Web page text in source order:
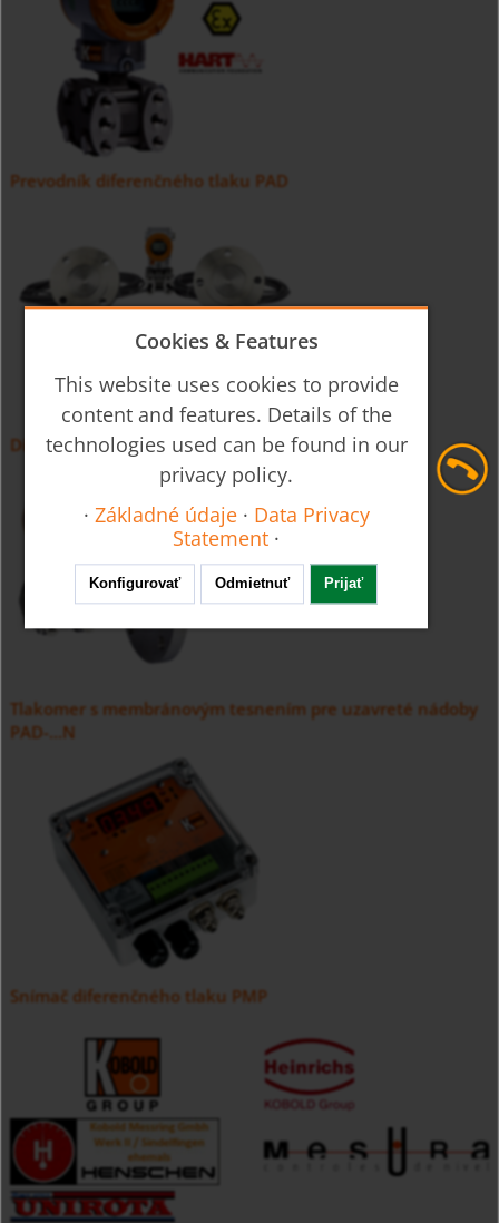
Prevodník diferenčného tlaku PAD
Diferenciálny tlakomer s membránou PAD-...N
Tlakomer s membránovým tesnením pre uzavreté nádoby
PAD-...N
Snímač diferenčného tlaku PMP
Cookies & Features
This website uses cookies to provide
content and features. Details of the
technologies used can be found in our
privacy policy.
· Základné údaje · Data Privacy
Statement ·
Konfigurovať Odmietnuť Prijať